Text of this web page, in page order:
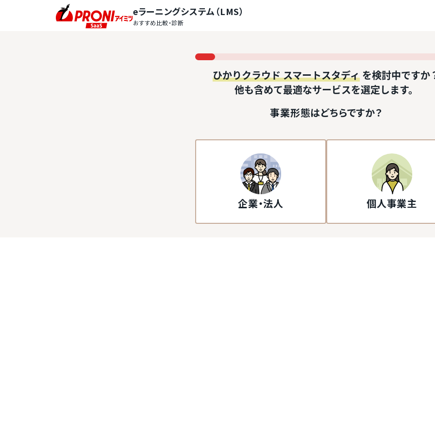
eラーニングシステム（LMS）
おすすめ比較・診断
ひかりクラウド スマートスタディ を検討中ですか
他も含めて最適なサービスを選定します。
事業形態はどちらですか？
企業・法人 個人事業主